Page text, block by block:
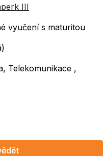
III
vyučení s maturitou
Telekomunikace ,